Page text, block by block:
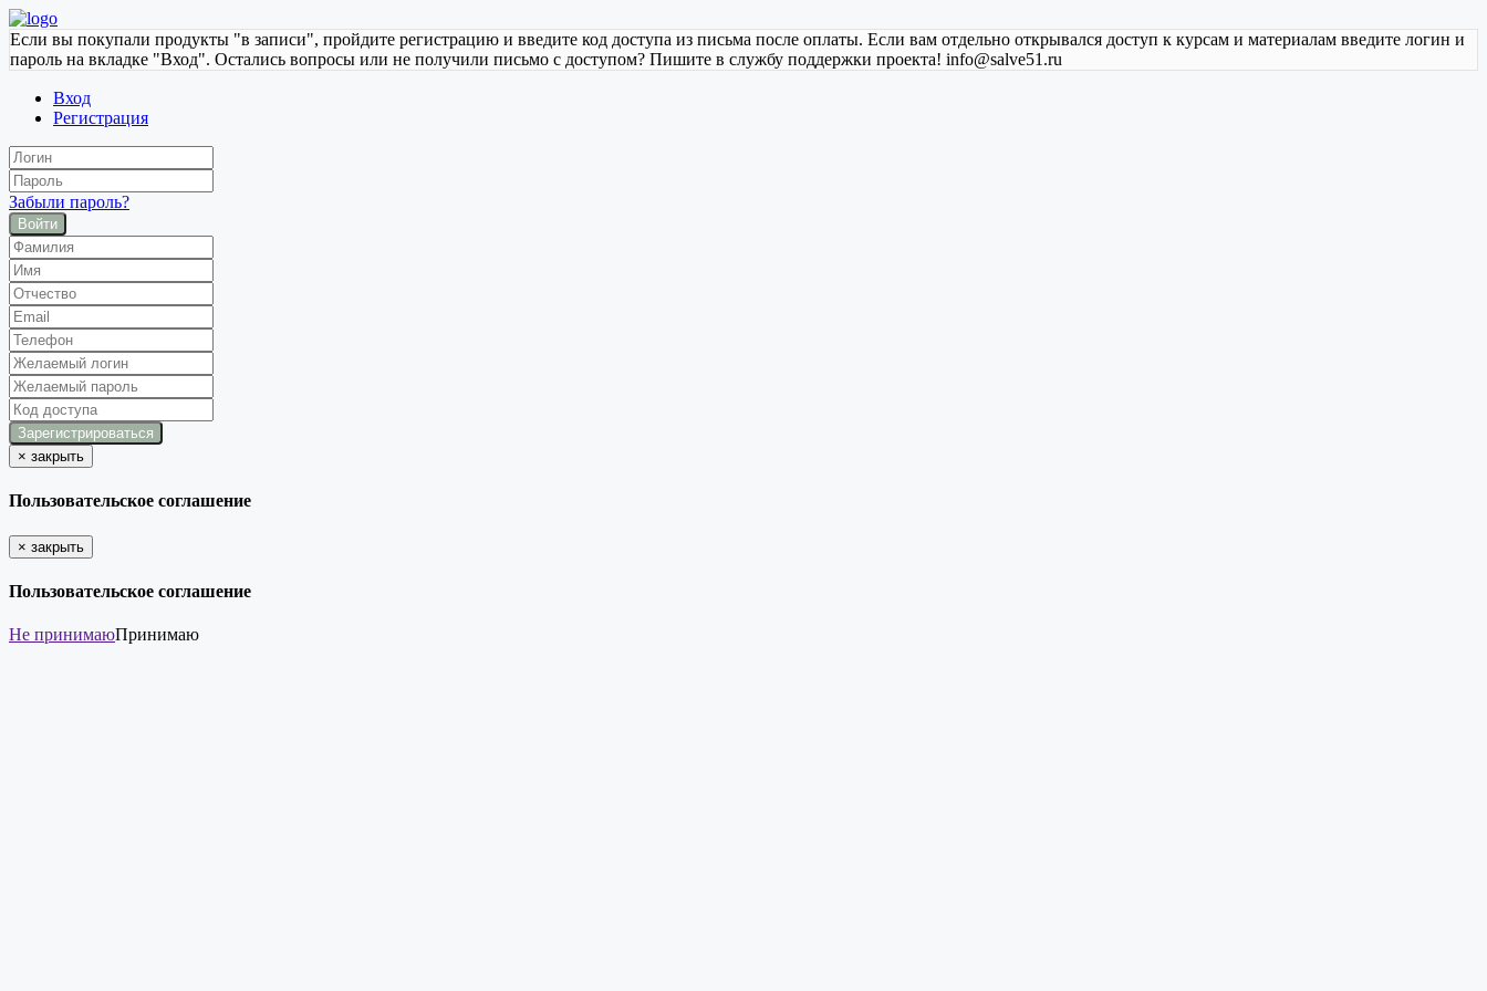
Если вы покупали продукты "в записи", пройдите регистрацию и введите код доступа из письма после оплаты. Если вам отдельно открывался доступ к курсам и материалам введите логин и
пароль на вкладке "Вход". Остались вопросы или не получили письмо с доступом? Пишите в службу поддержки проекта! info@salve51.ru
Вход
Регистрация
Забыли пароль?
Войти
× закрыть
Пользовательское соглашение
× закрыть
Пользовательское соглашение
Не принимаюПринимаю